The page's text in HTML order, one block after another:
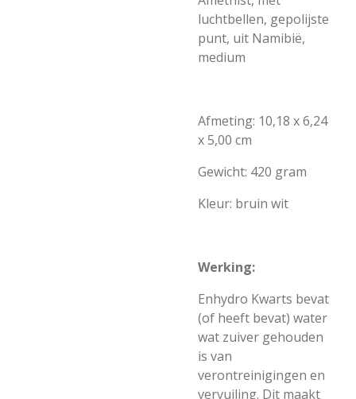
luchtbellen, gepolijste
punt, uit Namibië,
medium
Afmeting: 10,18 x 6,24
x 5,00 cm
Gewicht: 420 gram
Kleur: bruin wit
Werking:
Enhydro Kwarts bevat
(of heeft bevat) water
wat zuiver gehouden
is van
verontreinigingen en
vervuiling. Dit maakt